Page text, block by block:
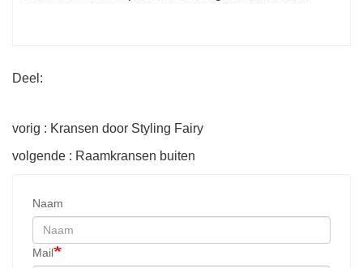
Deel:
vorig : Kransen door Styling Fairy
volgende : Raamkransen buiten
Naam
Mail